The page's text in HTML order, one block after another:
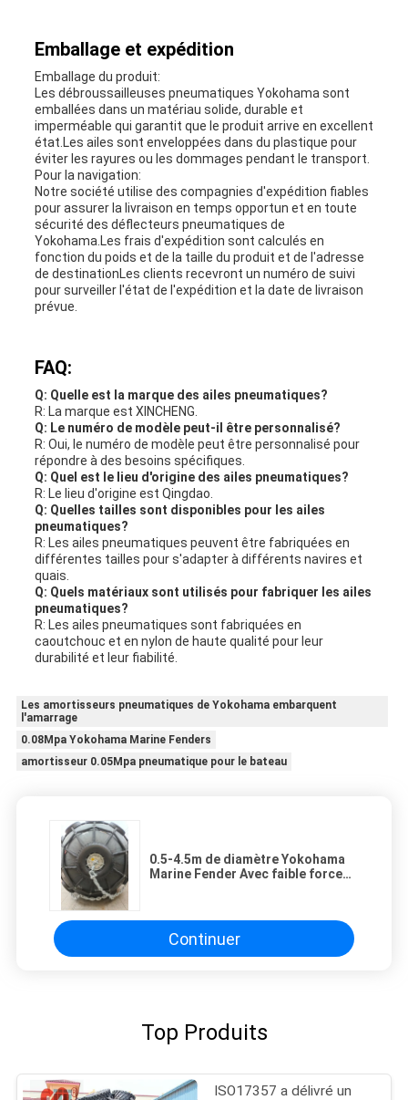
Emballage et expédition
Emballage du produit:
Les débroussailleuses pneumatiques Yokohama sont
emballées dans un matériau solide, durable et
imperméable qui garantit que le produit arrive en excellent
état.Les ailes sont enveloppées dans du plastique pour
éviter les rayures ou les dommages pendant le transport.
Pour la navigation:
Notre société utilise des compagnies d'expédition fiables
pour assurer la livraison en temps opportun et en toute
sécurité des déflecteurs pneumatiques de
Yokohama.Les frais d'expédition sont calculés en
fonction du poids et de la taille du produit et de l'adresse
de destinationLes clients recevront un numéro de suivi
pour surveiller l'état de l'expédition et la date de livraison
prévue.
FAQ:
Q: Quelle est la marque des ailes pneumatiques?
R: La marque est XINCHENG.
Q: Le numéro de modèle peut-il être personnalisé?
R: Oui, le numéro de modèle peut être personnalisé pour
répondre à des besoins spécifiques.
Q: Quel est le lieu d'origine des ailes pneumatiques?
R: Le lieu d'origine est Qingdao.
Q: Quelles tailles sont disponibles pour les ailes
pneumatiques?
R: Les ailes pneumatiques peuvent être fabriquées en
différentes tailles pour s'adapter à différents navires et
quais.
Q: Quels matériaux sont utilisés pour fabriquer les ailes
pneumatiques?
R: Les ailes pneumatiques sont fabriquées en
caoutchouc et en nylon de haute qualité pour leur
durabilité et leur fiabilité.
Les amortisseurs pneumatiques de Yokohama embarquent
l'amarrage
0.08Mpa Yokohama Marine Fenders
amortisseur 0.05Mpa pneumatique pour le bateau
0.5-4.5m de diamètre Yokohama
Marine Fender Avec faible force
Continuer
Top Produits
ISO17357 a délivré un